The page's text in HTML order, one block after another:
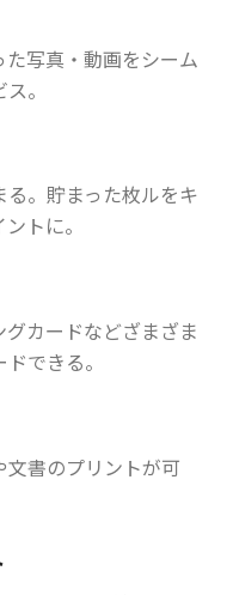
写真・動画をシーム
。
。貯まった枚ルをキ
トに。
カードなどざまざま
できる。
書のプリントが可